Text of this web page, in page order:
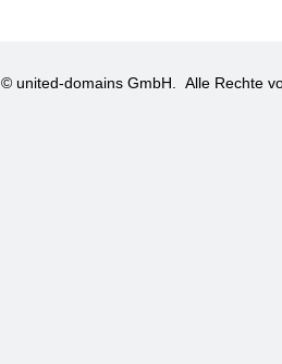
© united-domains GmbH. Alle Rechte